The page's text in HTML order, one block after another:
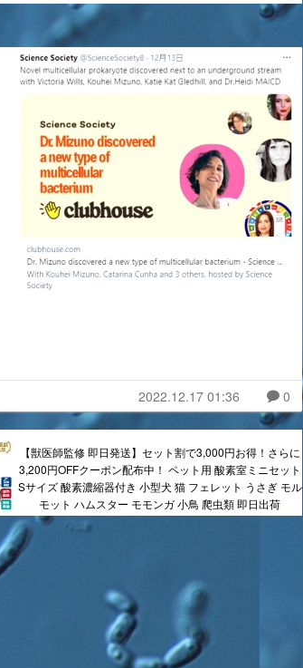
2022.12.17 01:36 0
【獣医師監修 即日発送】セット割で3,000円お得！さらに
3,200円OFFクーポン配布中！ ペット用 酸素室ミニセット
Sサイズ 酸素濃縮器付き 小型犬 猫 フェレット うさぎ モル
モット ハムスター モモンガ 小鳥 爬虫類 即日出荷